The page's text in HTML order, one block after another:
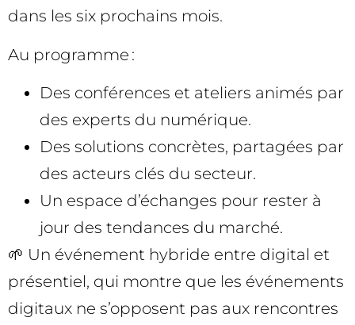
dans les six prochains mois.
Au programme :
Des conférences et ateliers animés par
des experts du numérique.
Des solutions concrètes, partagées par
des acteurs clés du secteur.
Un espace d’échanges pour rester à
jour des tendances du marché.
🌱 Un événement hybride entre digital et
présentiel, qui montre que les événements
digitaux ne s’opposent pas aux rencontres